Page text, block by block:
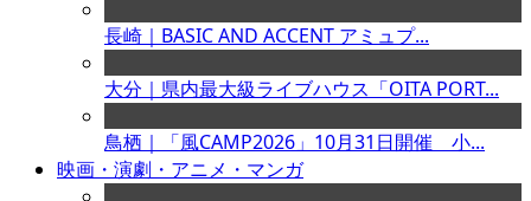
長崎｜BASIC AND ACCENT アミュプ...
大分｜県内最大級ライブハウス「OITA PORT...
鳥栖｜「風CAMP2026」10月31日開催 小...
映画・演劇・アニメ・マンガ